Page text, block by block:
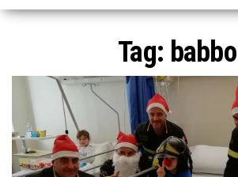
Tag: babbo